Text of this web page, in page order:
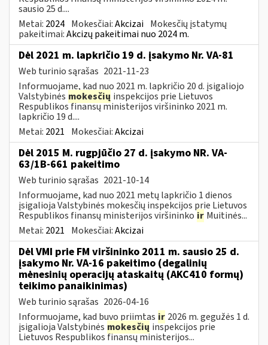
sausio 25 d....
Metai: 2024 Mokesčiai:Akcizai Mokesčių įstatymų
pakeitimai:Akcizų pakeitimai nuo 2024 m.
Dėl 2021 m. lapkričio 19 d. įsakymo Nr. VA-81
Web turinio sąrašas 2021-11-23
Informuojame, kad nuo 2021 m. lapkričio 20 d. įsigaliojo
Valstybinės mokesčių inspekcijos prie Lietuvos
Respublikos finansų ministerijos viršininko 2021 m.
lapkričio 19 d....
Metai: 2021 Mokesčiai:Akcizai
Dėl 2015 M. rugpjūčio 27 d. įsakymo NR. VA-
63/1B-661 pakeitimo
Web turinio sąrašas 2021-10-14
Informuojame, kad nuo 2021 metų lapkričio 1 dienos
įsigalioja Valstybinės mokesčių inspekcijos prie Lietuvos
Respublikos finansų ministerijos viršininko ir Muitinės...
Metai: 2021 Mokesčiai:Akcizai
Dėl VMI prie FM viršininko 2011 m. sausio 25 d.
įsakymo Nr. VA-16 pakeitimo (degalinių
mėnesinių operacijų ataskaitų (AKC410 formų)
teikimo panaikinimas)
Web turinio sąrašas 2026-04-16
Informuojame, kad buvo priimtas ir 2026 m. gegužės 1 d.
įsigalioja Valstybinės mokesčių inspekcijos prie
Lietuvos Respublikos finansų ministerijos...